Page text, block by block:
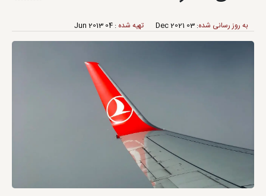
به‌ روز رسانی شده:
03 Dec 2021 تهیه شده :
04 Jun 2013